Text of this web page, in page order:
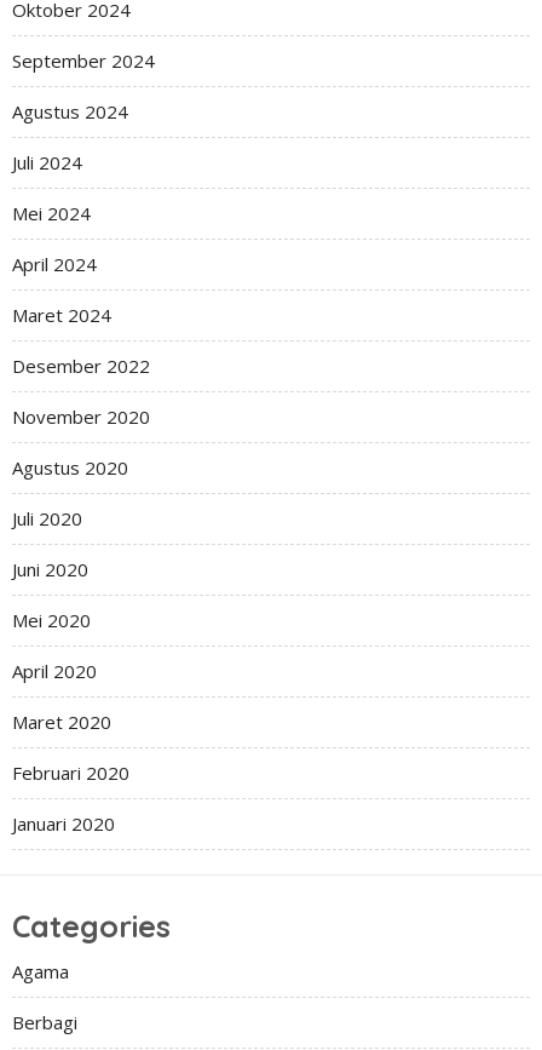
Oktober 2024
September 2024
Agustus 2024
Juli 2024
Mei 2024
April 2024
Maret 2024
Desember 2022
November 2020
Agustus 2020
Juli 2020
Juni 2020
Mei 2020
April 2020
Maret 2020
Februari 2020
Januari 2020
Categories
Agama
Berbagi